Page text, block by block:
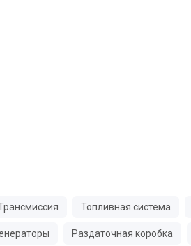
Топливная система
Раздаточная коробка